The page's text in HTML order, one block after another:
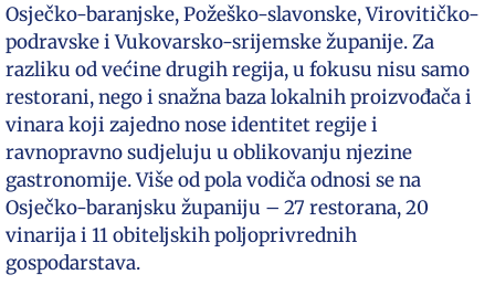
Osječko-baranjske, Požeško-slavonske, Virovitičko-
podravske i Vukovarsko-srijemske županije. Za
razliku od većine drugih regija, u fokusu nisu samo
restorani, nego i snažna baza lokalnih proizvođača i
vinara koji zajedno nose identitet regije i
ravnopravno sudjeluju u oblikovanju njezine
gastronomije. Više od pola vodiča odnosi se na
Osječko-baranjsku županiju – 27 restorana, 20
vinarija i 11 obiteljskih poljoprivrednih
gospodarstava.